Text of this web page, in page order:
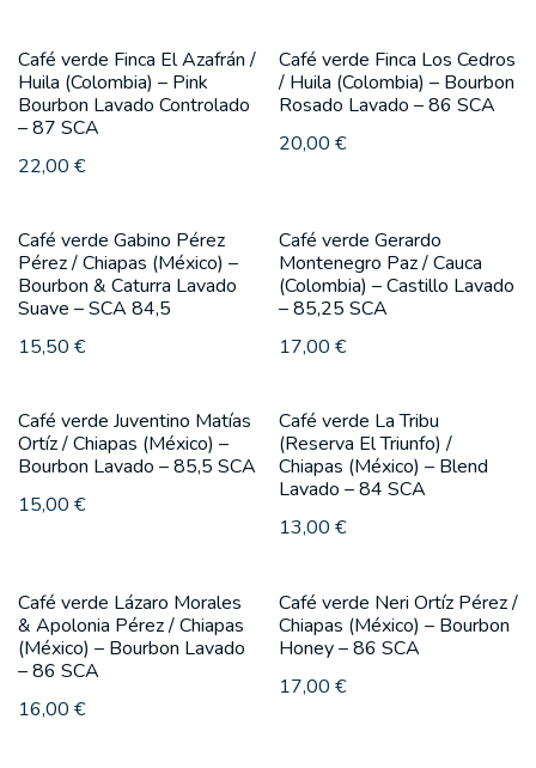
Café verde Finca El Azafrán /
Huila (Colombia) – Pink
Bourbon Lavado Controlado
– 87 SCA
22,00 €
Café verde Finca Los Cedros
/ Huila (Colombia) – Bourbon
Rosado Lavado – 86 SCA
20,00 €
Café verde Gabino Pérez
Pérez / Chiapas (México) –
Bourbon & Caturra Lavado
Suave – SCA 84,5
15,50 €
Café verde Gerardo
Montenegro Paz / Cauca
(Colombia) – Castillo Lavado
– 85,25 SCA
17,00 €
Café verde Juventino Matías
Ortíz / Chiapas (México) –
Bourbon Lavado – 85,5 SCA
15,00 €
Café verde La Tribu
(Reserva El Triunfo) /
Chiapas (México) – Blend
Lavado – 84 SCA
13,00 €
Café verde Lázaro Morales
& Apolonia Pérez / Chiapas
(México) – Bourbon Lavado
– 86 SCA
16,00 €
Café verde Neri Ortíz Pérez /
Chiapas (México) – Bourbon
Honey – 86 SCA
17,00 €